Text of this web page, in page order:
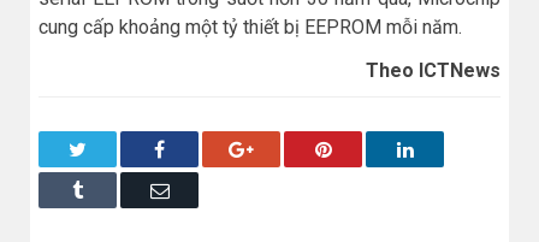
cung cấp khoảng một tỷ thiết bị EEPROM mỗi năm.
Theo ICTNews
Facebook Google+ Pinterest LinkedIn
Tumblr Email